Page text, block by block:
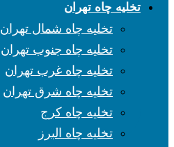
تخلیه چاه تهران
تخلیه چاه شمال تهران
تخلیه چاه جنوب تهران
تخلیه چاه غرب تهران
تخلیه چاه شرق تهران
تخلیه چاه کرج
تخلیه چاه البرز